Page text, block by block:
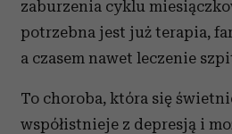
zaburzenia cyklu
potrzebna jest już terapia,
a czasem nawet leczenie
To choroba, która się
współistnieje z depresją i